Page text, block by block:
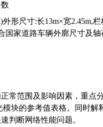
形尺寸:长13m×宽2.45m,
国家道路车辆外廓尺寸及
常范围及影响因素，重点
模块的参考值表格。同时
判断网络性能问题。